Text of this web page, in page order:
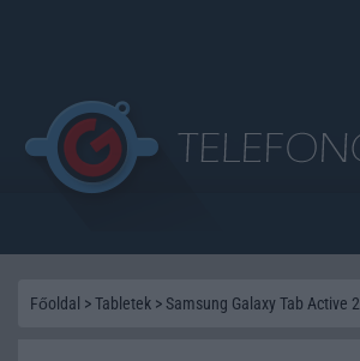
Főoldal >Tabletek > Samsung Galaxy Tab Active 2